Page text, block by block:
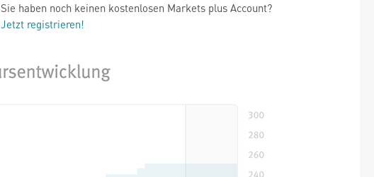
Sie haben noch keinen kostenlosen Markets plus Account?
Jetzt registrieren!